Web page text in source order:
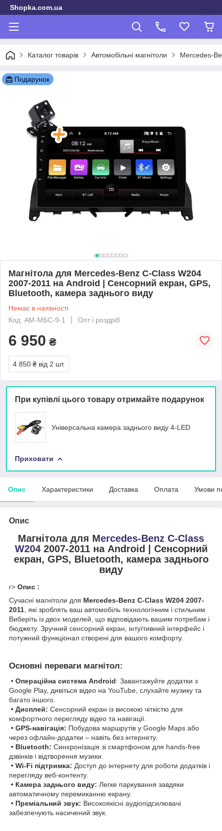
Shopka.com.ua
Каталог товарів Автомобільні магнітоли Mercedes-
Подарунок
Магнітола для Mercedes-Benz C-Class W204
2007-2011 на Android | Сенсорний екран, GPS,
Bluetooth, камера заднього виду
Немає в наявності
Код: АМ-МБС-9-1
Опт і роздріб
6 950 ₴
4 850 ₴ від 2 шт.
При купівлі цього товару отримайте подарунок
Універсальна камера заднього виду 4-LED
Приховати
Опис Характеристики Доставка Оплата Умови
Опис
Магнітола для Mercedes-Benz C-Class
W204 2007-2011 на Android | Сенсорний
екран, GPS, Bluetooth, камера заднього
виду
r> Опис :
Сучасні магнітоли для Mercedes-Benz C-Class W204 2007-
2011, які зроблять ваш автомобіль технологічним і стильним.
Виберіть із двох моделей, що відповідають вашим потребам і
бюджету. Зручний сенсорний екран, інтуїтивний інтерфейс і
потужний функціонал створені для вашого комфорту.
Основні переваги магнітол:
• Операційна система Android: Завантажуйте додатки з
Google Play, дивіться відео на YouTube, слухайте музику та
багато іншого.
• Дисплей: Сенсорний екран із високою чіткістю для
комфортного перегляду відео та навігації.
• GPS-навігація: Побудова маршрутів у Google Maps або
через офлайн-додатки – навіть без інтернету.
• Bluetooth: Синхронізація зі смартфоном для hands-free
дзвінків і відтворення музики.
• Wi-Fi підтримка: Доступ до інтернету для роботи додатків і
перегляду веб-контенту.
• Камера заднього виду: Легке паркування завдяки
автоматичному перемиканню екрану.
• Преміальний звук: Високоякісні аудіопідсилювачі
забезпечують насичений звук.